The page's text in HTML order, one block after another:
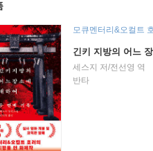
모큐멘터리&오컬트
긴키 지방의 어느
세스지 저/전선영 역
반타